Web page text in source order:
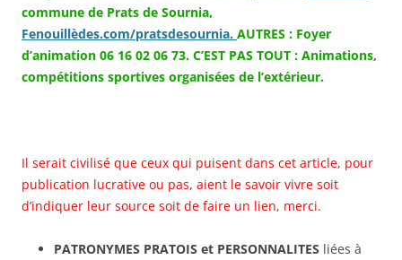
commune de Prats de Sournia,
Fenouillèdes.com/pratsdesournia. AUTRES : Foyer
d’animation 06 16 02 06 73. C’EST PAS TOUT : Animations,
compétitions sportives organisées de l’extérieur.
Il serait civilisé que ceux qui puisent dans cet article, pour
publication lucrative ou pas, aient le savoir vivre soit
d’indiquer leur source soit de faire un lien, merci.
PATRONYMES PRATOIS et PERSONNALITES liées à